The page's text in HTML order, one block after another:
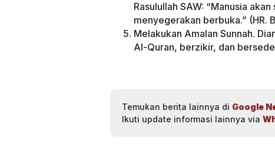
Rasulullah SAW: “Manusia
menyegerakan berbuka.” (HR.
Melakukan Amalan Sunnah.
Al-Quran, berzikir, dan
Temukan berita lainnya di Google
Ikuti update informasi lainnya via